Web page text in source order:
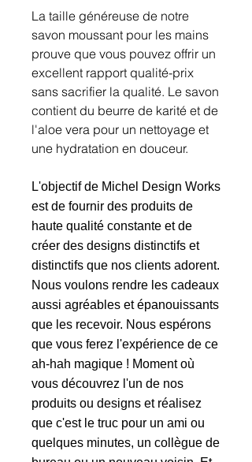
La taille généreuse de notre
savon moussant pour les mains
prouve que vous pouvez offrir un
excellent rapport qualité-prix
sans sacrifier la qualité. Le savon
contient du beurre de karité et de
l'aloe vera pour un nettoyage et
une hydratation en douceur.
L'objectif de Michel Design Works
est de fournir des produits de
haute qualité constante et de
créer des designs distinctifs et
distinctifs que nos clients adorent.
Nous voulons rendre les cadeaux
aussi agréables et épanouissants
que les recevoir. Nous espérons
que vous ferez l'expérience de ce
ah-hah magique ! Moment où
vous découvrez l'un de nos
produits ou designs et réalisez
que c'est le truc pour un ami ou
quelques minutes, un collègue de